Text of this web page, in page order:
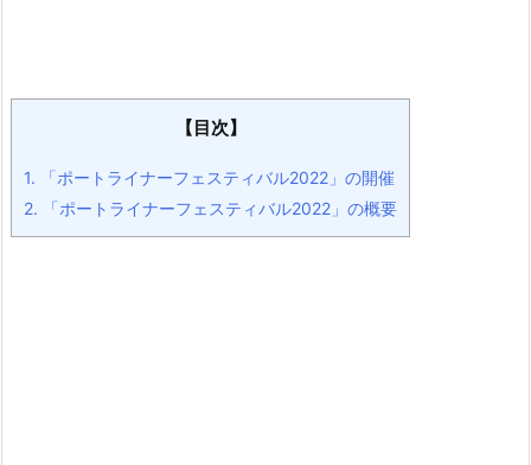
【目次】
1. 「ポートライナーフェスティバル2022」の開催
2. 「ポートライナーフェスティバル2022」の概要